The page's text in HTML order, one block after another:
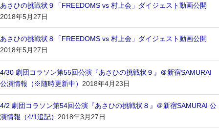
あさひの挑戦状９「FREEDOMS vs 村上会」ダイジェスト動画公開
2018年5月27日
あさひの挑戦状８「FREEDOMS vs 村上会」ダイジェスト動画公開
2018年5月27日
4/30 劇団コラソン第55回公演『あさひの挑戦状９』＠新宿SAMURAI
公演情報（※随時更新中） 2018年4月23日
4/2 劇団コラソン第54回公演『あさひの挑戦状８』＠新宿SAMURAI 公
演情報（4/1追記） 2018年3月27日